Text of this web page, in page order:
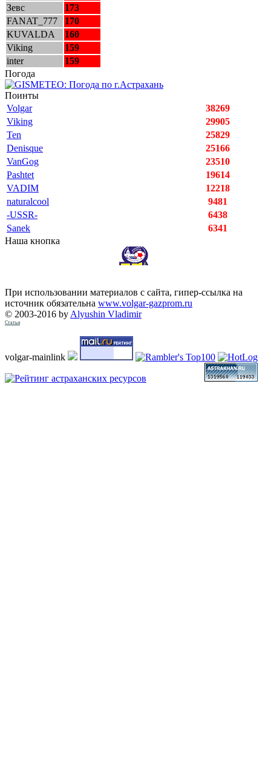
Зевс
173
FANAT_777
170
KUVALDA
160
Viking
159
inter
159
Погода
Поинты
Volgar
38269
Viking
29905
Ten
25829
Denisque
25166
VanGog
23510
Pashtet
19614
VADIM
12218
naturalcool
9481
-USSR-
6438
Sanek
6341
Наша кнопка
При использовании материалов с сайта, гипер-ссылка на
источник обязательна www.volgar-gazprom.ru
© 2003-2016 by Alyushin Vladimir
Статьи
volgar-mainlink